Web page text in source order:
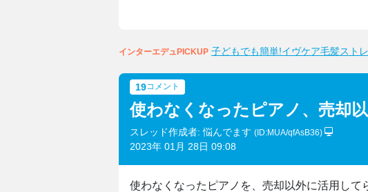
インターエデュPICKUP 子どもでも簡単!イヴケア毛髪スト
19コメント
使わなくなったピアノ、売却
スレッド作成者: 悩んでます (ID:MUA/qfAsB36)
2023年 01月 28日 09:08
使わなくなったピアノを、売却以外に活用して